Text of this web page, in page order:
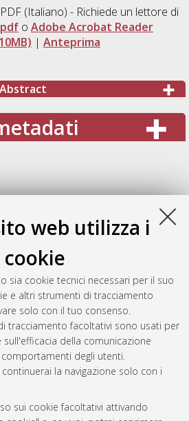
web utilizza i
cookie
sia cookie tecnici necessari per il suo
e altri strumenti di tracciamento
solo con il tuo consenso.
tracciamento facoltativi sono usati per
della comunicazione
degli utenti.
la navigazione solo con i
sui cookie facoltativi attivando
(Italiano) - Richiede un lettore di
o Adobe Acrobat Reader
| Anteprima
Abstract
del documento: